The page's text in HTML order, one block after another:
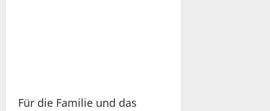
Für die Familie und das